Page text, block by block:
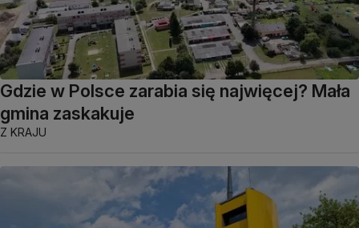
Gdzie w Polsce zarabia się najwięcej? Mała
gmina zaskakuje
Z KRAJU